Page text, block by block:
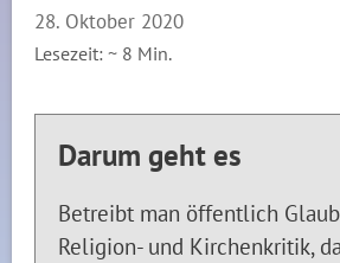
28. Oktober 2020
Lesezeit: ~ 8 Min.
Darum geht es
Betreibt man öffentlich
Religion- und Kirchenkritik,